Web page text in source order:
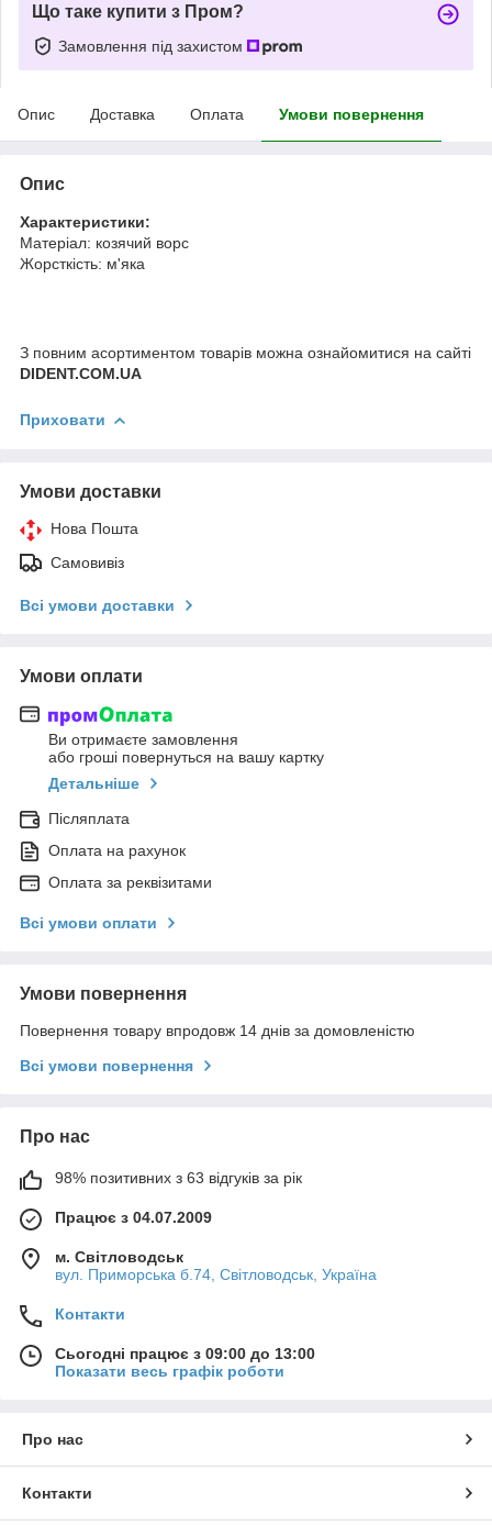
Що таке купити з Пром?
Замовлення під захистом
Опис Доставка Оплата Умови повернення
Опис
Характеристики:
Матеріал: козячий ворс
Жорсткість: м'яка
З повним асортиментом товарів можна ознайомитися на сайті
DIDENT.COM.UA
Приховати
Умови доставки
Нова Пошта
Самовивіз
Всі умови доставки
Умови оплати
Ви отримаєте замовлення
або гроші повернуться на вашу картку
Детальніше
Післяплата
Оплата на рахунок
Оплата за реквізитами
Всі умови оплати
Умови повернення
Повернення товару впродовж 14 днів за домовленістю
Всі умови повернення
Про нас
98% позитивних з 63 відгуків за рік
Працює з 04.07.2009
м. Світловодськ
вул. Приморська б.74, Світловодськ, Україна
Контакти
Сьогодні працює з 09:00 до 13:00
Показати весь графік роботи
Про нас
Контакти